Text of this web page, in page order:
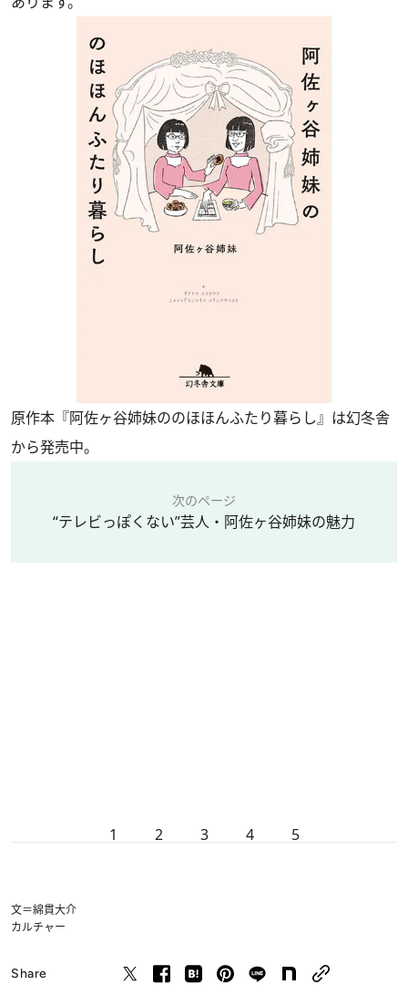
原作本『阿佐ヶ谷姉妹ののほほんふたり暮らし』は幻冬舎
から発売中。
次のページ
“テレビっぽくない”芸人・阿佐ヶ谷姉妹の魅力
1 2 3 4 5
文＝綿貫大介
カルチャー
Share